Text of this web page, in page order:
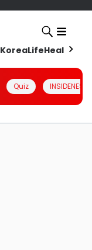
KoreaLifeHealth
Quiz INSIDENESIA